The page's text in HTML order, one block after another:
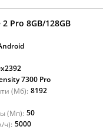
Pro 8GB/128GB
7300 Pro
(Мб): 8192
(Мп): 50
ч): 5000